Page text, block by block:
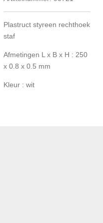
Plastruct styreen rechthoek
staf
Afmetingen L x B x H : 250
x 0.8 x 0.5 mm
Kleur : wit